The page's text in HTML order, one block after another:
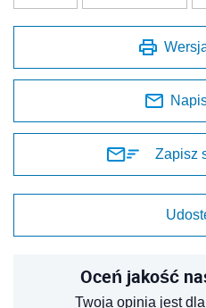
Zapisz
Oceń jakość
Twoja opinia jest